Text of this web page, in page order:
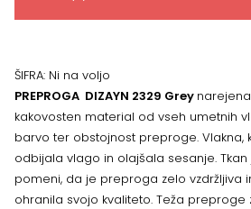
ŠIFRA: Ni na voljo
PREPROGA DIZAYN 2329 Grey
kakovosten material od vseh umetnih
barvo ter obstojnost preproge. Vlakna,
odbijala vlago in olajšala sesanje. Tkan
pomeni, da je preproga zelo vzdržljiva
ohranila svojo kvaliteto. Teža